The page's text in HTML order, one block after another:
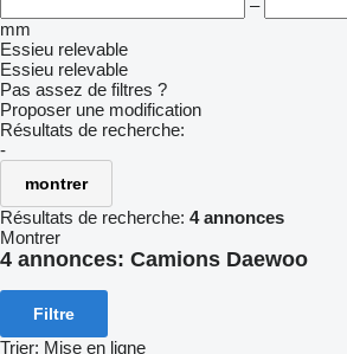
–
mm
Essieu relevable
Essieu relevable
Pas assez de filtres ?
Proposer une modification
Résultats de recherche:
-
montrer
Résultats de recherche: 4 annonces
Montrer
4 annonces: Camions Daewoo
Filtre
Trier: Mise en ligne